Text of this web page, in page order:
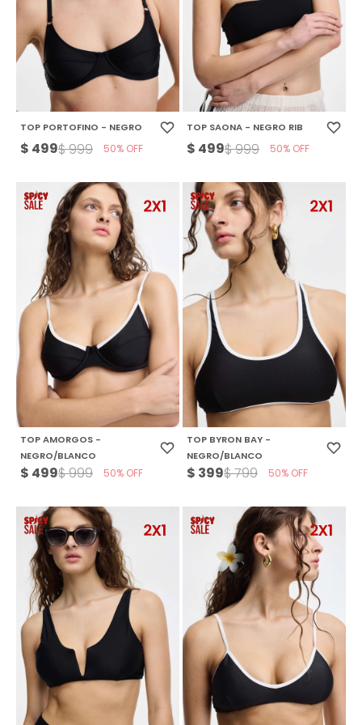
TOP PORTOFINO - NEGRO
$ 499$999 50
TOP SAONA - NEGRO RIB
$ 499$999 50
TOP AMORGOS -
NEGRO/BLANCO
$ 499$999 50
TOP BYRON BAY -
NEGRO/BLANCO
$ 399$799 50